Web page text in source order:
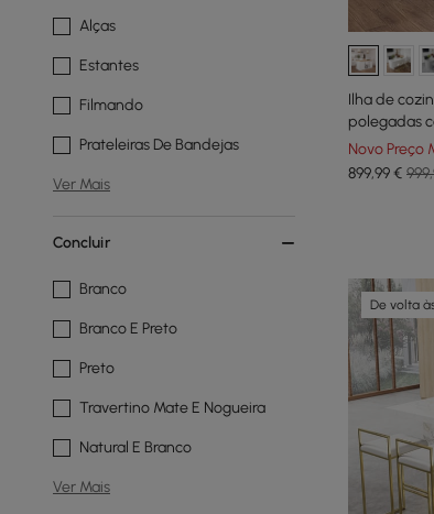
Alças
Estantes
Filmando
Prateleiras De Bandejas
Ver Mais
Concluir
Branco
Branco E Preto
Preto
Travertino Mate E Nogueira
Natural E Branco
Ver Mais
Ilha de
polegadas
Novo Preço
899,99€
De volta